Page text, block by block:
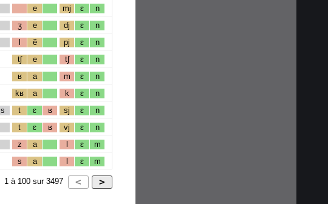
e mj ɛ n
ʒ e dj ɛ n
l ẽ pj ɛ n
tʃ e tʃ ɛ n
ʁ a m ɛ n
kʁ a k ɛ n
s t ɛ ʁ sj ɛ n
t ɛ ʁ vj ɛ n
z a l ɛ m
s a l ɛ m
1 à 100 sur 3497